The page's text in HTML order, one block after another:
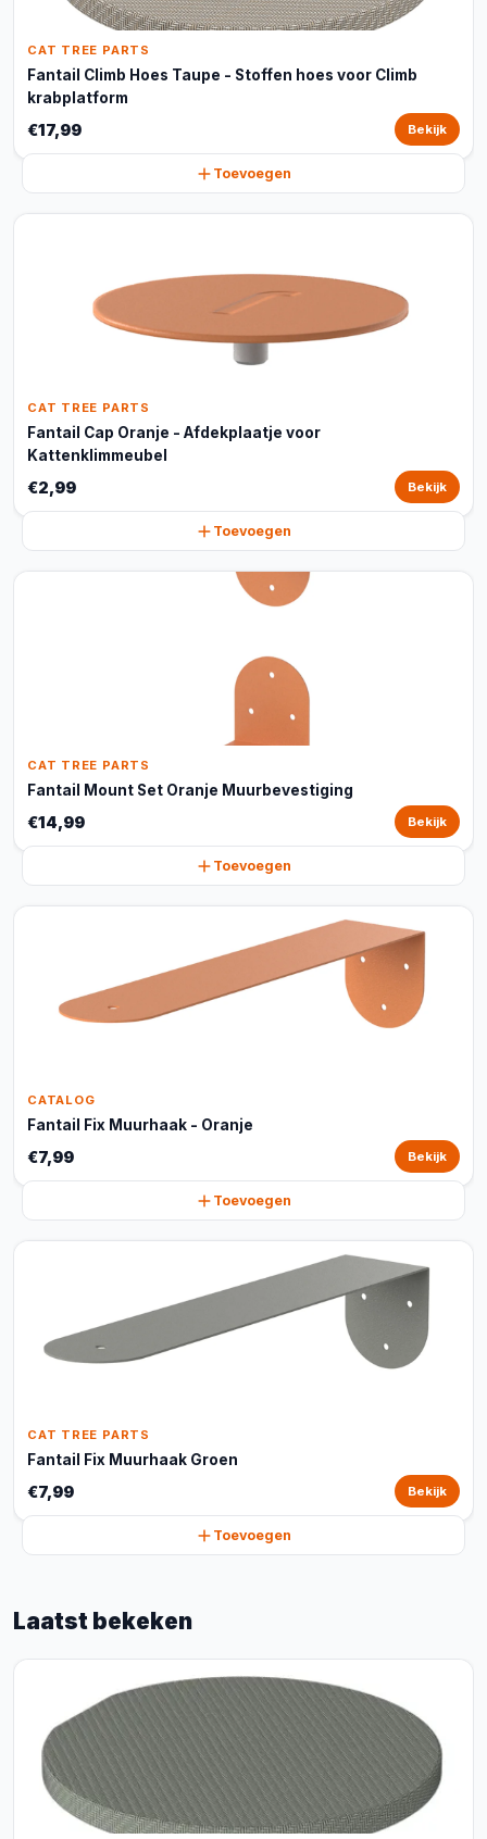
CAT TREE PARTS
Fantail Climb Hoes Taupe - Stoffen hoes voor Climb
krabplatform
€17,99 Bekijk
Toevoegen
CAT TREE PARTS
Fantail Cap Oranje - Afdekplaatje voor
Kattenklimmeubel
€2,99 Bekijk
Toevoegen
CAT TREE PARTS
Fantail Mount Set Oranje Muurbevestiging
€14,99 Bekijk
Toevoegen
CATALOG
Fantail Fix Muurhaak - Oranje
€7,99 Bekijk
Toevoegen
CAT TREE PARTS
Fantail Fix Muurhaak Groen
€7,99 Bekijk
Toevoegen
Laatst bekeken